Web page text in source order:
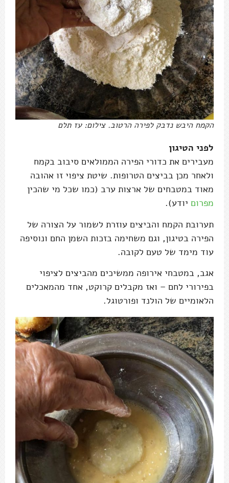
הקמח היבש נדבק לפירה הרטוב. צילום: עז תלם
לפני הטיגון
מעבירים את כדורי הפירה הממולאים סיבוב בקמח
ולאחר מכן בביצים הטרופות. שיטת ציפוי זו אהובה
מאוד במטבחים של ארצות ערב (כמו שכל מי שהכין
מפרום יודע).
תערובת הקמח והביצים עוזרת לשמור על הצורה של
הפירה בטיגון, וגם משחימה בזכות השמן החם ונוסיפה
עוד מימד של טעם לקובה.
אגב, במטבחי אירופה ממשיכים מהביצים לציפוי
בפירורי לחם – ואז מקבלים קרוקט, אחד מהמאכלים
הלאומיים של הולנד ופורטוגל.